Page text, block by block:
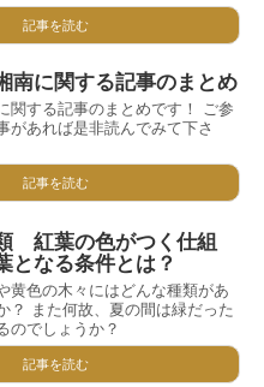
記事を読む
南に関する記事のまとめ
関する記事のまとめです！ ご参
があれば是非読んでみて下さ
記事を読む
紅葉の色がつく仕組
となる条件とは？
黄色の木々にはどんな種類があ
？ また何故、夏の間は緑だった
のでしょうか？
記事を読む